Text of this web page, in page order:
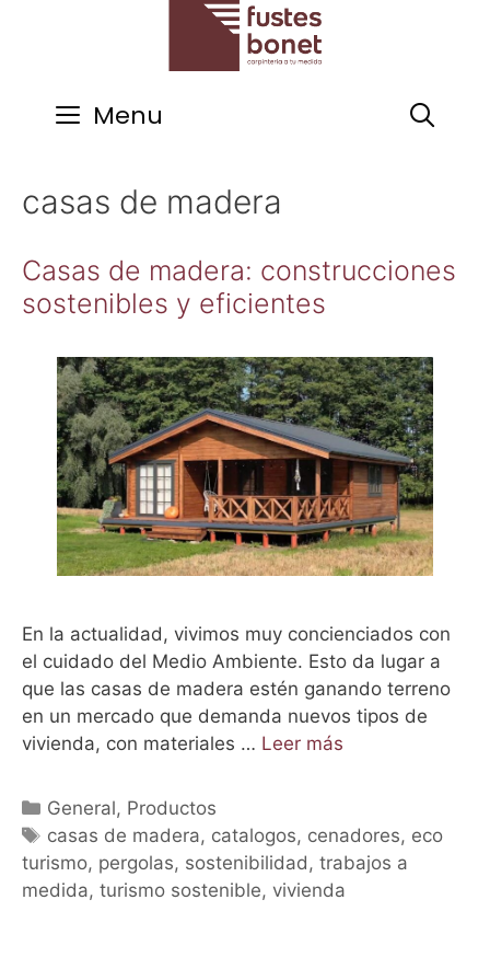
Menu
casas de madera
Casas de madera: construcciones
sostenibles y eficientes
En la actualidad, vivimos muy concienciados con
el cuidado del Medio Ambiente. Esto da lugar a
que las casas de madera estén ganando terreno
en un mercado que demanda nuevos tipos de
vivienda, con materiales … Leer más
C
a
t
e
General, Productos
E
t
i
casas de madera, catalogos, cenadores, eco
turismo, pergolas, sostenibilidad , trabajos a
medida, turismo sostenible, vivienda